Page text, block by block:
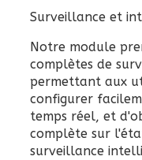
Surveillance et
Notre module
complètes de
permettant aux
configurer
temps réel, et
complète sur
surveillance